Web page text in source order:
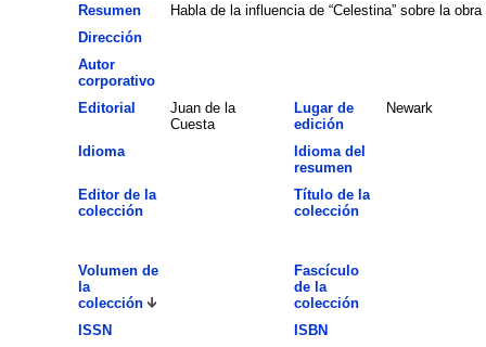
Resumen
Habla de la influencia de “Celestina” sobre la
Dirección
Autor
corporativo
Editorial
Juan de la
Cuesta
Lugar de
edición
Newark
Idioma
Idioma del
resumen
Editor de la
colección
Título de la
colección
Volumen de
la
colección
Fascículo
de la
colección
ISSN
ISBN